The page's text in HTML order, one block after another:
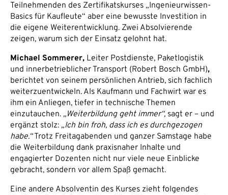
Teilnehmenden des Zertifikatskurses „Ingenieurwissen-
Basics für Kaufleute“ aber eine bewusste Investition in
die eigene Weiterentwicklung. Zwei Absolvierende
zeigen, warum sich der Einsatz gelohnt hat.
Michael Sommerer, Leiter Postdienste, Paketlogistik
und innerbetrieblicher Transport (Robert Bosch GmbH),
berichtet von seinem persönlichen Antrieb, sich fachlich
weiterzuentwickeln. Als Kaufmann und Fachwirt war es
ihm ein Anliegen, tiefer in technische Themen
einzutauchen. „Weiterbildung geht immer“, sagt er – und
ergänzt stolz: „Ich bin froh, dass ich es durchgezogen
habe.“Trotz Freitagabenden und ganzer Samstage habe
die Weiterbildung dank praxisnaher Inhalte und
engagierter Dozenten nicht nur viele neue Einblicke
gebracht, sondern vor allem Spaß gemacht.
Eine andere Absolventin des Kurses zieht folgendes